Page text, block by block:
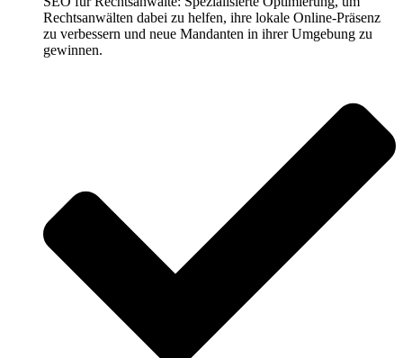
Rechtsanwälten dabei zu helfen, ihre lokale Online-Präsenz
zu verbessern und neue Mandanten in ihrer Umgebung zu
gewinnen.